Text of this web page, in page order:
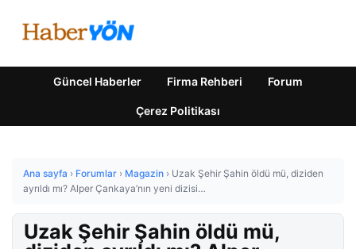
Güncel Haberler Firma Rehberi Forum
Çerez Politikası
Ana sayfa › Forumlar › Magazin › Uzak Şehir Şahin öldü mü, diziden
ayrıldı mı? Alper Çankaya’nın yeni dizisi…
Uzak Şehir Şahin öldü mü,